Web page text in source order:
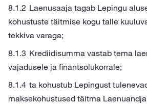
Laenusaaja tagab Lepingu
kohustuste täitmise kogu talle
tekkiva varaga;
Krediidisumma vastab tema
vajadusele ja finantsolukorrale;
ta kohustub Lepingust
maksekohustused täitma